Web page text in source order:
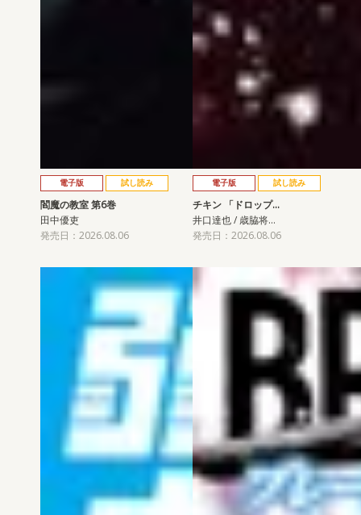
電子版 試し読み
閻魔の教室 第6巻
田中優吏
発売日：2026.08.06
電子版 試し読み
チキン 「ドロップ…
井口達也 / 歳脇将…
発売日：2026.08.06